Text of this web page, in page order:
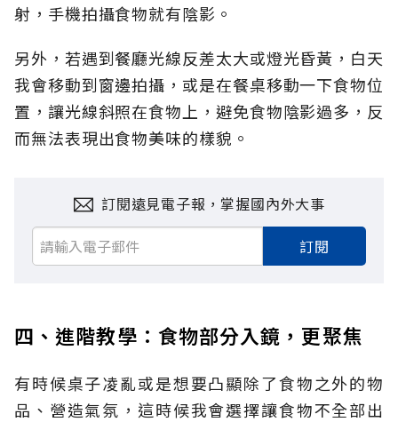
射，手機拍攝食物就有陰影。
另外，若遇到餐廳光線反差太大或燈光昏黃，白天
我會移動到窗邊拍攝，或是在餐桌移動一下食物位
置，讓光線斜照在食物上，避免食物陰影過多，反
而無法表現出食物美味的樣貌。
訂閱遠見電子報，掌握國內外大事
訂閱
四、進階教學：食物部分入鏡，更聚焦
有時候桌子凌亂或是想要凸顯除了食物之外的物
品、營造氣氛，這時候我會選擇讓食物不全部出